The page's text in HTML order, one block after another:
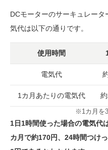
DCモーターのサーキュレー
気代は以下の通りです。
使用時間
電気代
1カ月あたりの電気代
※1カ月を
1日1時間使った場合の電気代
カ月で約170円、24時間つけ